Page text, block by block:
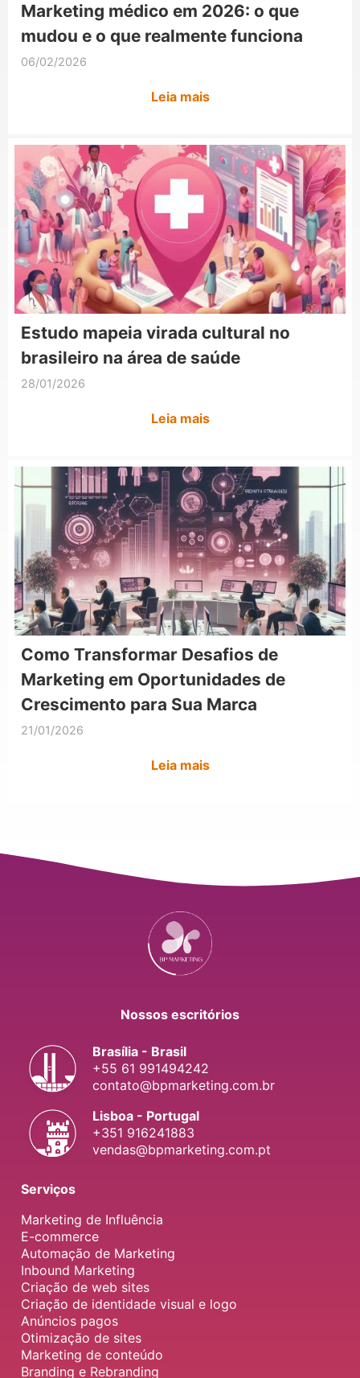
Marketing médico em 2026: o que
mudou e o que realmente funciona
06/02/2026
Leia mais
Estudo mapeia virada cultural no
brasileiro na área de saúde
28/01/2026
Leia mais
Como Transformar Desafios de
Marketing em Oportunidades de
Crescimento para Sua Marca
21/01/2026
Leia mais
Nossos escritórios
Brasília - Brasil
+55 61 991494242
contato@bpmarketing.com.br
Lisboa - Portugal
+351 916241883
vendas@bpmarketing.com.pt
Serviços
Marketing de Influência
E-commerce
Automação de Marketing
Inbound Marketing
Criação de web sites
Criação de identidade visual e logo
Anúncios pagos
Otimização de sites
Marketing de conteúdo
Branding e Rebranding